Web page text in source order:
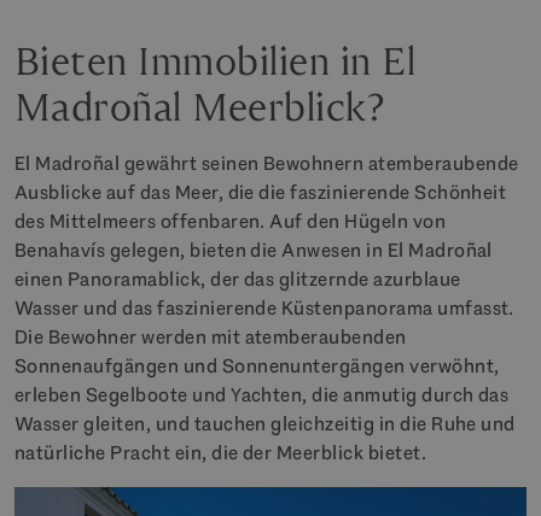
Bieten Immobilien in El
Madroñal Meerblick?
El Madroñal gewährt seinen Bewohnern atemberaubende
Ausblicke auf das Meer, die die faszinierende Schönheit
des Mittelmeers offenbaren. Auf den Hügeln von
Benahavís gelegen, bieten die Anwesen in El Madroñal
einen Panoramablick, der das glitzernde azurblaue
Wasser und das faszinierende Küstenpanorama umfasst.
Die Bewohner werden mit atemberaubenden
Sonnenaufgängen und Sonnenuntergängen verwöhnt,
erleben Segelboote und Yachten, die anmutig durch das
Wasser gleiten, und tauchen gleichzeitig in die Ruhe und
natürliche Pracht ein, die der Meerblick bietet.